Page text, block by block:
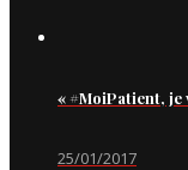
« #MoiPatient, je
25/01/2017